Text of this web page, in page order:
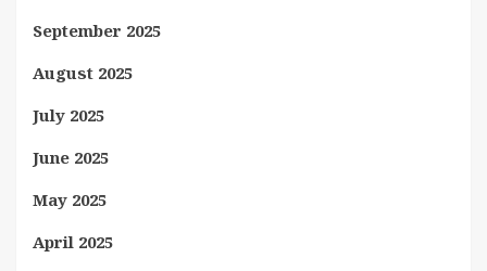
September 2025
August 2025
July 2025
June 2025
May 2025
April 2025